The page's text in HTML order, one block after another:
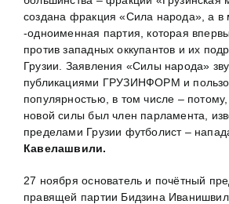
создана фракция «Сила народа», а в
-одноименная партия, которая
против западных оккупантов и их
Грузии. Заявления «Силы народа»
публикациями ГРУЗИНФОРМ и
популярностью, в том числе –
новой силы был член парламента,
пределами Грузии футболист –
Кавелашвили.
27 ноября основатель и почётный
правящей партии Бидзина